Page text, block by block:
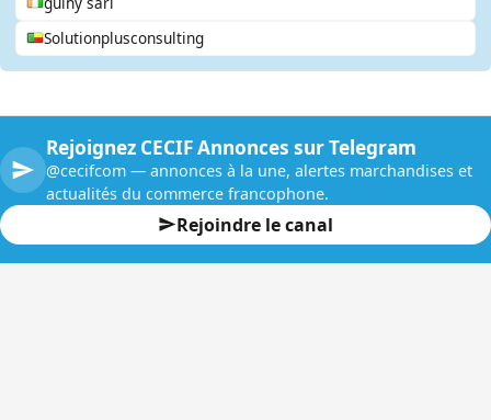
Solutionplusconsulting
Rejoignez CECIF Annonces sur Telegram
@cecifcom — annonces à la une, alertes marchandises et
actualités du commerce francophone.
Rejoindre le canal